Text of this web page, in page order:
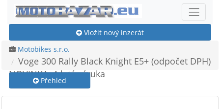
Vložit nový inzerát
Motobikes s.r.o.
Voge 300 Rally Black Knight E5+ (odpočet DPH)
NOVINKA, 4-letá záruka
Přehled